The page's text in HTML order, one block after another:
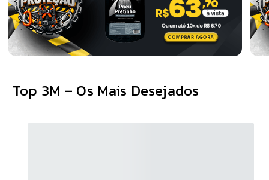
Top 3M – Os Mais Desejados